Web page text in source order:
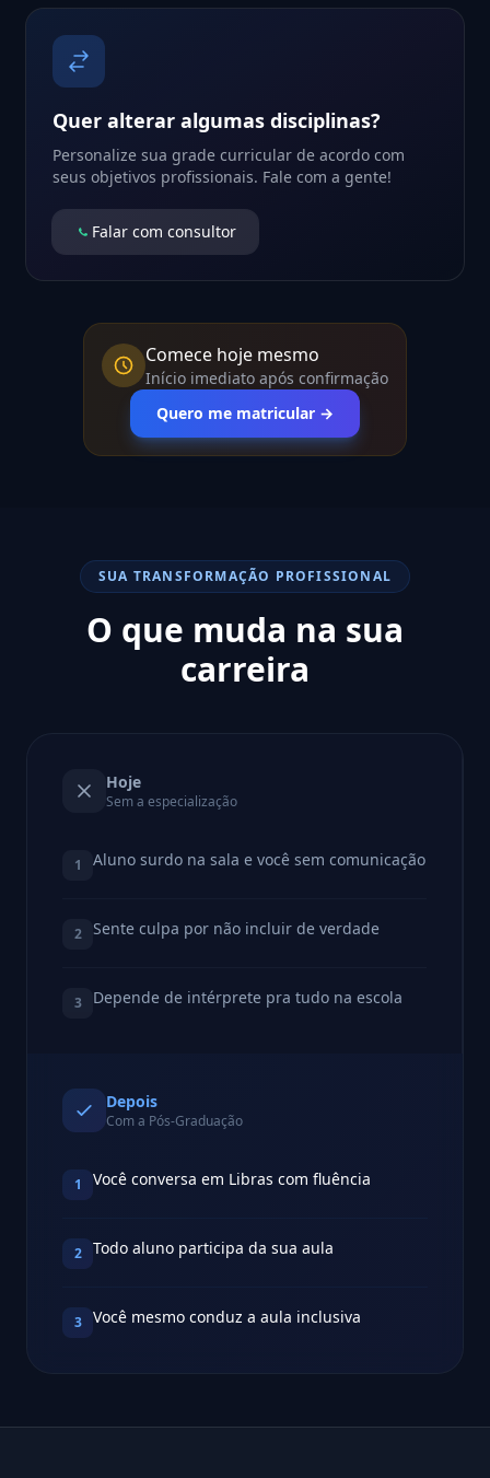
Quer alterar algumas disciplinas?
Personalize sua grade curricular de acordo com
seus objetivos profissionais. Fale com a gente!
Falar com consultor
Comece hoje mesmo
Início imediato após confirmação
Quero me matricular →
SUA TRANSFORMAÇÃO PROFISSIONAL
O que muda na sua
carreira
Hoje
Sem a especialização
1 Aluno surdo na sala e você sem comunicação
2 Sente culpa por não incluir de verdade
3 Depende de intérprete pra tudo na escola
Depois
Com a Pós-Graduação
1 Você conversa em Libras com fluência
2 Todo aluno participa da sua aula
3 Você mesmo conduz a aula inclusiva